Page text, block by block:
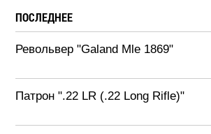
ПОСЛЕДНЕЕ
Револьвер "Galand Mle 1869"
Патрон ".22 LR (.22 Long Rifle)"